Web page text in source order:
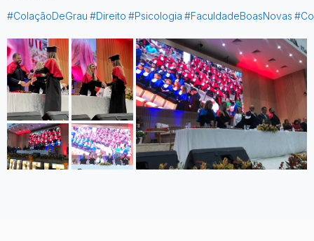
#ColaçãoDeGrau #Direito #Psicologia #FaculdadeBoasNovas